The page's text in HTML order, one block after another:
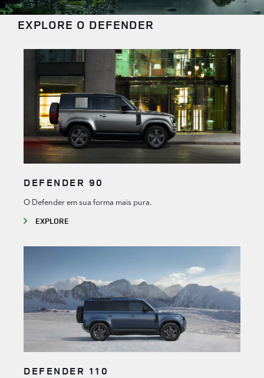
EXPLORE O DEFENDER
DEFENDER 90
O Defender em sua forma mais pura.
EXPLORE
DEFENDER 110